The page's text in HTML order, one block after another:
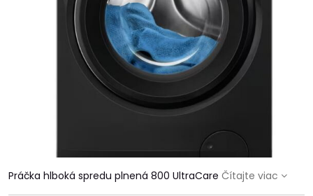
Práčka hlboká spredu plnená 800 UltraCare Čítajte viac